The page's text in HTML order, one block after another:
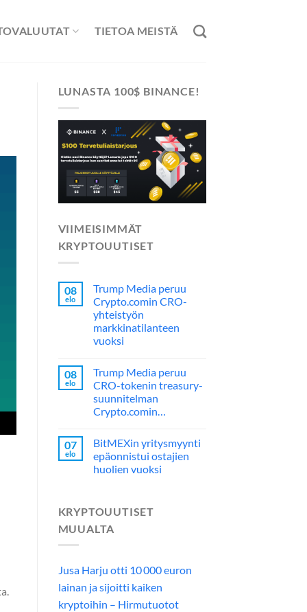
TIETOA MEISTÄ
LUNASTA 100$ BINANCE!
VIIMEISIMMÄT
KRYPTOUUTISET
08
elo
Trump Media peruu
Crypto.comin CRO-
yhteistyön
markkinatilanteen
vuoksi
08
elo
Trump Media peruu
CRO-tokenin treasury-
suunnitelman
Crypto.comin…
07
elo
BitMEXin yritysmyynti
epäonnistui ostajien
huolien vuoksi
KRYPTOUUTISET
MUUALTA
Jusa Harju otti 10 000 euron
lainan ja sijoitti kaiken
kryptoihin – Hirmutuotot